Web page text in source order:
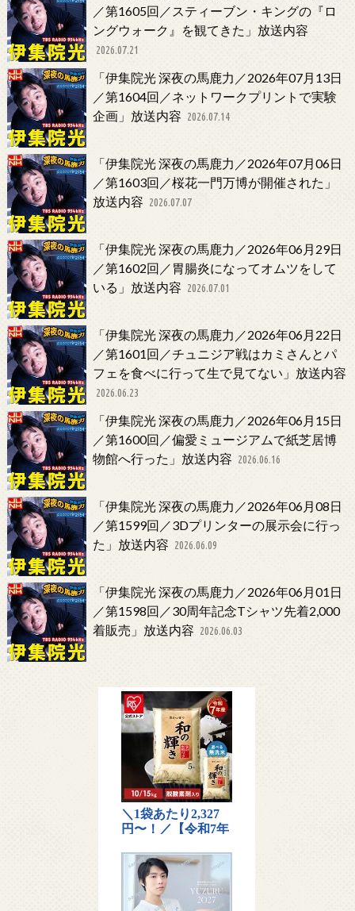
／第1605回／スティーブン・キングの『ロ
ングウォーク』を観てきた」放送内容
2026.07.21
「伊集院光 深夜の馬鹿力／2026年07月13日
／第1604回／ネットワークプリントで実験
企画」放送内容 2026.07.14
「伊集院光 深夜の馬鹿力／2026年07月06日
／第1603回／桜花一門万博が開催された」
放送内容 2026.07.07
「伊集院光 深夜の馬鹿力／2026年06月29日
／第1602回／胃腸炎になってオムツをして
いる」放送内容 2026.07.01
「伊集院光 深夜の馬鹿力／2026年06月22日
／第1601回／チュニジア戦はカミさんとパ
フェを食べに行って生で見てない」放送内容
2026.06.23
「伊集院光 深夜の馬鹿力／2026年06月15日
／第1600回／偏愛ミュージアムで紙芝居博
物館へ行った」放送内容 2026.06.16
「伊集院光 深夜の馬鹿力／2026年06月08日
／第1599回／3Dプリンターの展示会に行っ
た」放送内容 2026.06.09
「伊集院光 深夜の馬鹿力／2026年06月01日
／第1598回／30周年記念Tシャツ先着2,000
着販売」放送内容 2026.06.03